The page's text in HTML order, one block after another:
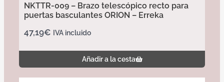
NKTTR-009 – Brazo telescópico recto para
puertas basculantes ORION – Erreka
47,19€ IVA incluido
Añadir a la cesta